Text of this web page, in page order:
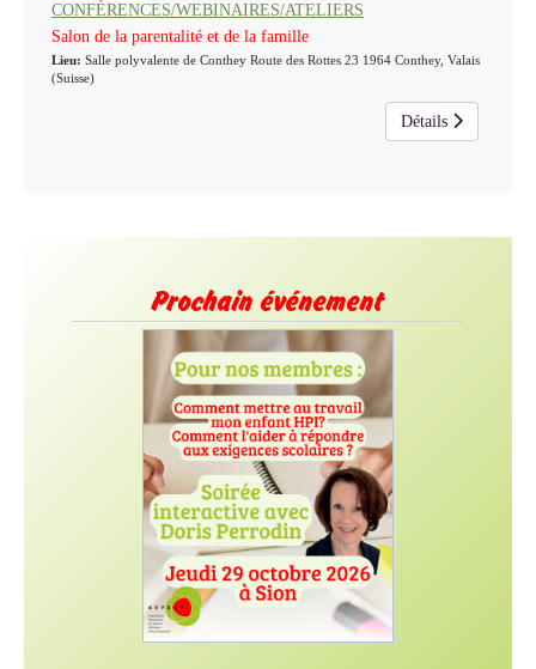
CONFÉRENCES/WEBINAIRES/ATELIERS
Salon de la parentalité et de la famille
Lieu: Salle polyvalente de Conthey Route des Rottes 23 1964 Conthey, Valais
(Suisse)
Détails
Prochain événement